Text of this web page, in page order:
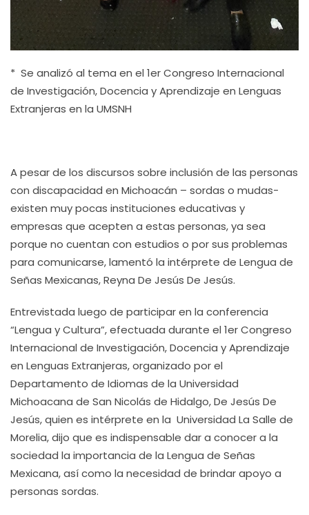
* Se analizó al tema en el 1er Congreso Internacional
de Investigación, Docencia y Aprendizaje en Lenguas
Extranjeras en la UMSNH
A pesar de los discursos sobre inclusión de las personas
con discapacidad en Michoacán – sordas o mudas-
existen muy pocas instituciones educativas y
empresas que acepten a estas personas, ya sea
porque no cuentan con estudios o por sus problemas
para comunicarse, lamentó la intérprete de Lengua de
Señas Mexicanas, Reyna De Jesús De Jesús.
Entrevistada luego de participar en la conferencia
“Lengua y Cultura”, efectuada durante el 1er Congreso
Internacional de Investigación, Docencia y Aprendizaje
en Lenguas Extranjeras, organizado por el
Departamento de Idiomas de la Universidad
Michoacana de San Nicolás de Hidalgo, De Jesús De
Jesús, quien es intérprete en la Universidad La Salle de
Morelia, dijo que es indispensable dar a conocer a la
sociedad la importancia de la Lengua de Señas
Mexicana, así como la necesidad de brindar apoyo a
personas sordas.